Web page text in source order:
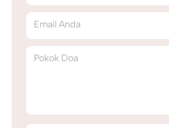
Email Anda
Pokok Doa